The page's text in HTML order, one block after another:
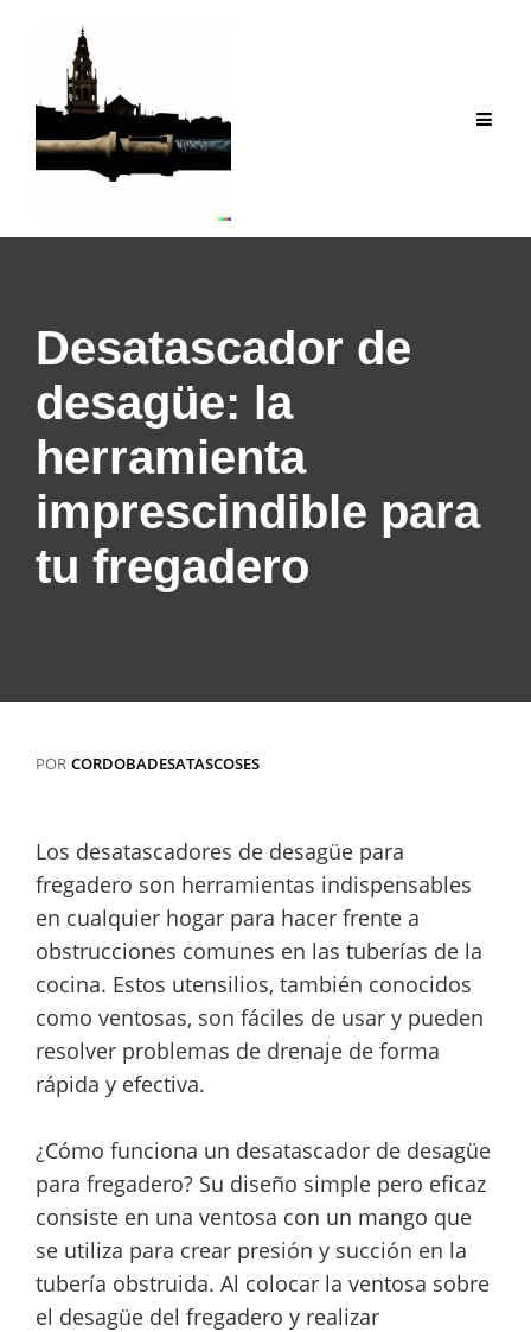
contenido
Desatascador de
desagüe: la
herramienta
imprescindible para
tu fregadero
POR CORDOBADESATASCOSES
Los desatascadores de desagüe para
fregadero son herramientas indispensables
en cualquier hogar para hacer frente a
obstrucciones comunes en las tuberías de la
cocina. Estos utensilios, también conocidos
como ventosas, son fáciles de usar y pueden
resolver problemas de drenaje de forma
rápida y efectiva.
¿Cómo funciona un desatascador de desagüe
para fregadero? Su diseño simple pero eficaz
consiste en una ventosa con un mango que
se utiliza para crear presión y succión en la
tubería obstruida. Al colocar la ventosa sobre
el desagüe del fregadero y realizar